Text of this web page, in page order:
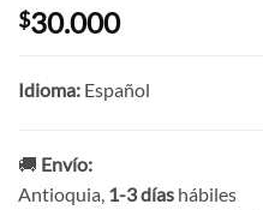
$30.000
Idioma: Español
🚚 Envío:
Antioquia, 1-3 días hábiles